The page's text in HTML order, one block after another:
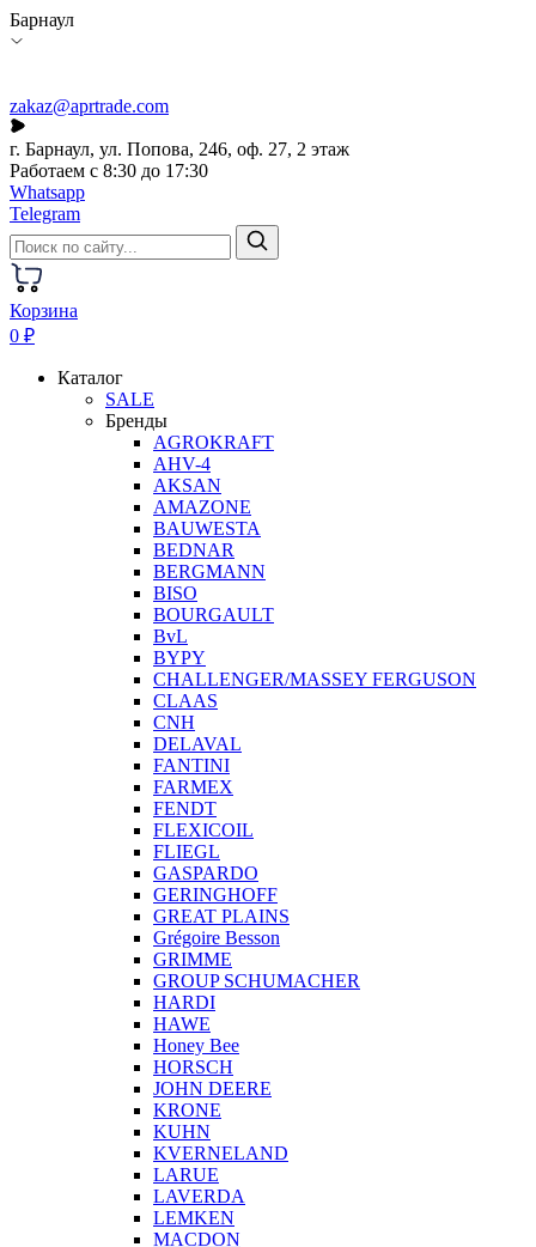
Барнаул
zakaz@aprtrade.com
г. Барнаул, ул. Попова, 246, оф. 27, 2 этаж
Работаем с 8:30 до 17:30
Whatsapp
Telegram
Корзина
0 ₽
Каталог
SALE
Бренды
AGROKRAFT
AHV-4
AKSAN
AMAZONE
BAUWESTA
BEDNAR
BERGMANN
BISO
BOURGAULT
BvL
BYPY
CHALLENGER/MASSEY FERGUSON
CLAAS
CNH
DELAVAL
FANTINI
FARMEX
FENDT
FLEXICOIL
FLIEGL
GASPARDO
GERINGHOFF
GREAT PLAINS
Grégoire Besson
GRIMME
GROUP SCHUMACHER
HARDI
HAWE
Honey Bee
HORSCH
JOHN DEERE
KRONE
KUHN
KVERNELAND
LARUE
LAVERDA
LEMKEN
MACDON